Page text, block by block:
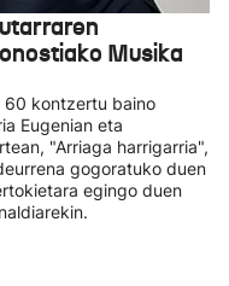
Musika
60 kontzertu baino
Eugenian eta
"Arriaga harrigarria",
gogoratuko duen
egingo duen